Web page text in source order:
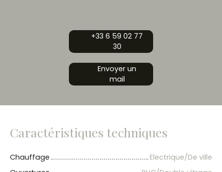
+33 6 59 02 77
30
Envoyer un
mail
Caractéristiques techniques
Chauffage
Electrique/De ville